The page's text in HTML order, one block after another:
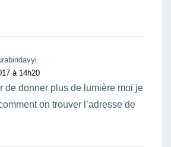
à 14h20
de donner plus de lumière moi je
on trouver l’adresse de